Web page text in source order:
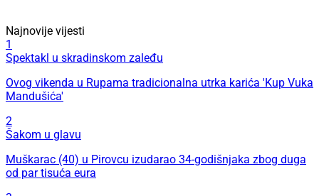
Najnovije vijesti
1
Spektakl u skradinskom zaleđu
Ovog vikenda u Rupama tradicionalna utrka karića 'Kup Vuka
Mandušića'
2
Šakom u glavu
Muškarac (40) u Pirovcu izudarao 34-godišnjaka zbog duga
od par tisuća eura